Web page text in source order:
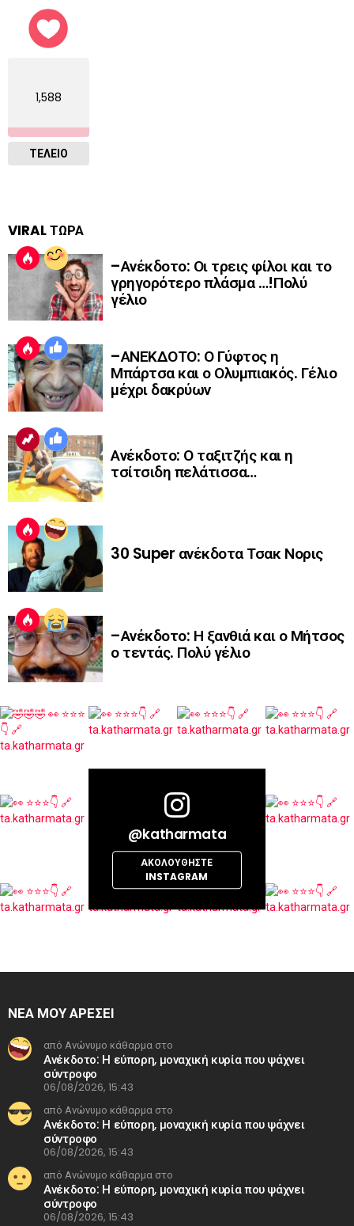
1,588
ΤΕΛΕΙΟ
VIRAL ΤΩΡΑ
–Ανέκδοτο: Οι τρεις φίλοι και το
γρηγορότερο πλάσμα …!Πολύ
γέλιο
–ΑΝΕΚΔΟΤΟ: Ο Γύφτος η
Μπάρτσα και ο Ολυμπιακός. Γέλιο
μέχρι δακρύων
Ανέκδοτο: Ο ταξιτζής και η
τσίτσιδη πελάτισσα…
30 Super ανέκδοτα Τσακ Νορις
–Ανέκδοτο: Η ξανθιά και ο Μήτσος
ο τεντάς. Πολύ γέλιο
@katharmata
ΑΚΟΛΟΥΘΉΣΤΕ
INSTAGRAM
ΝΕΑ ΜΟΥ ΑΡΕΣΕΙ
από Ανώνυμο κάθαρμα στο
Ανέκδοτο: Η εύπορη, μοναχική κυρία που ψάχνει
σύντροφο
06/08/2026, 15:43
από Ανώνυμο κάθαρμα στο
Ανέκδοτο: Η εύπορη, μοναχική κυρία που ψάχνει
σύντροφο
06/08/2026, 15:43
από Ανώνυμο κάθαρμα στο
Ανέκδοτο: Η εύπορη, μοναχική κυρία που ψάχνει
σύντροφο
06/08/2026, 15:43